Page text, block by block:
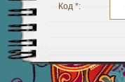
Код *: